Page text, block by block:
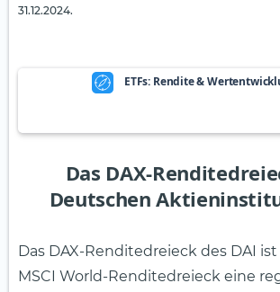
31.12.2024.
ETFs: Rendite &
Das DAX-
Deutschen
Das DAX-Renditedreieck des DAI
MSCI World-Renditedreieck eine